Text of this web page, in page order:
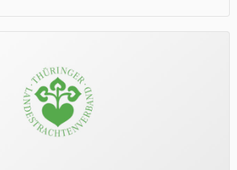
Spaß beim Lesen.